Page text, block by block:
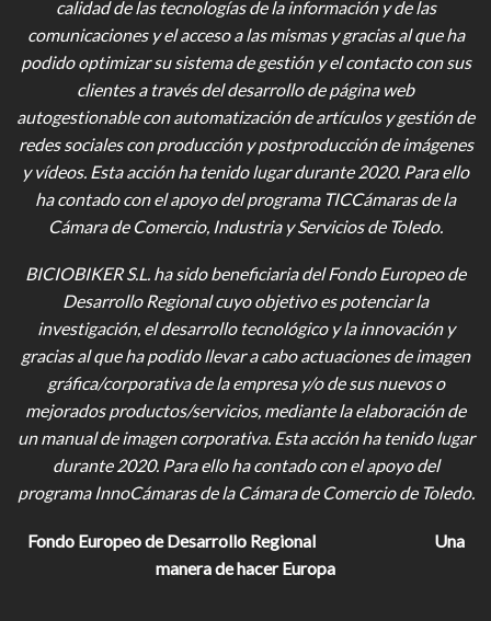
calidad de las tecnologías de la información y de las
comunicaciones y el acceso a las mismas y gracias al que ha
podido optimizar su sistema de gestión y el contacto con sus
clientes a través del desarrollo de página web
autogestionable con automatización de artículos y gestión de
redes sociales con producción y postproducción de imágenes
y vídeos. Esta acción ha tenido lugar durante 2020. Para ello
ha contado con el apoyo del programa TICCámaras de la
Cámara de Comercio, Industria y Servicios de Toledo.
BICIOBIKER S.L. ha sido beneficiaria del Fondo Europeo de
Desarrollo Regional cuyo objetivo es potenciar la
investigación, el desarrollo tecnológico y la innovación y
gracias al que ha podido llevar a cabo actuaciones de imagen
gráfica/corporativa de la empresa y/o de sus nuevos o
mejorados productos/servicios, mediante la elaboración de
un manual de imagen corporativa. Esta acción ha tenido lugar
durante 2020. Para ello ha contado con el apoyo del
programa InnoCámaras de la Cámara de Comercio de Toledo.
Fondo Europeo de Desarrollo Regional
Una
manera de hacer Europa